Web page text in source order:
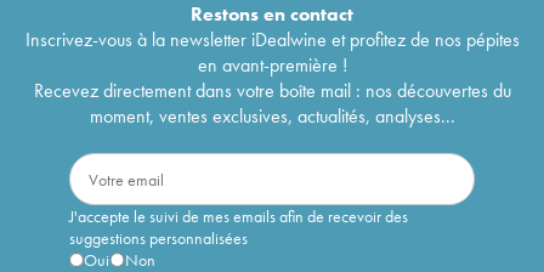
Restons encontact
Inscrivez-vous à la newsletter iDealwine et profitez de nos pépites
en avant-première !
Recevez directement dans votre boîte mail : nos découvertes du
moment, ventes exclusives, actualités, analyses...
J'accepte le suivi de mes emails afin de recevoir des
suggestions personnalisées
Oui
Non